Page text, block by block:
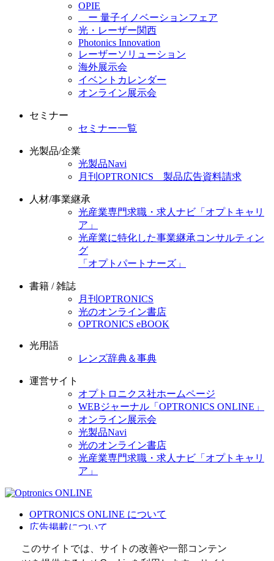
このサイトでは、サイトの改善や一部コンテン
OPIE
ー 量子イノベーションフェア
光・レーザー関西
Photonics Innovation
レーザーソリューション
海外展示会
イベントカレンダー
オンライン展示会
セミナー
セミナー一覧
光製品/企業
光製品Navi
月刊OPTRONICS 製品広告資料請求
人材/事業継承
光産業専門求職・求人ナビ「オプトキャリ
ア」
光産業に特化した事業継承コンサルティン
グ
「オプトパートナーズ」
書籍 / 雑誌
月刊OPTRONICS
光のオンライン書店
OPTRONICS eBOOK
光用語
レンズ辞典＆事典
運営サイト
オプトロニクス社ホームページ
WEBジャーナル「OPTRONICS ONLINE」
オンライン展示会
光製品Navi
光のオンライン書店
光産業専門求職・求人ナビ「オプトキャリ
ア」
OPTRONICS ONLINE について
広告掲載について
個人情報